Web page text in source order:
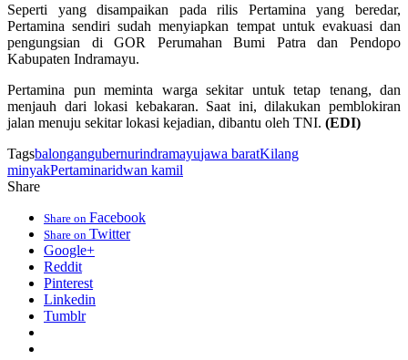
Seperti yang disampaikan pada rilis Pertamina yang beredar,
Pertamina sendiri sudah menyiapkan tempat untuk evakuasi dan
pengungsian di GOR Perumahan Bumi Patra dan Pendopo
Kabupaten Indramayu.
Pertamina pun meminta warga sekitar untuk tetap tenang, dan
menjauh dari lokasi kebakaran. Saat ini, dilakukan pemblokiran
jalan menuju sekitar lokasi kejadian, dibantu oleh TNI. (EDI)
Tagsbalongangubernurindramayujawa baratKilang
minyakPertaminaridwan kamil
Share
Share on Facebook
Share on Twitter
Google+
Reddit
Pinterest
Linkedin
Tumblr